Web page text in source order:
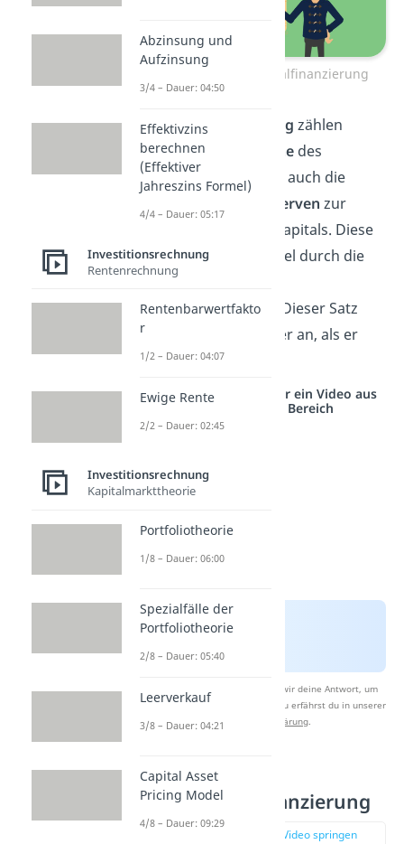
Arten der Eigenkapitalfinanzierung
ZurInnenfinanzierung zählen
einbehaltene Gewinne des
Geschäftsjahres oder auch die
stiller Reserven zur
Erhöhung des Eigenkapitals. Diese
entstehen zum Beispiel durch die
Unterbewertung
Vermögensanteilen
. Dieser Satz
hört sich komplizierter an, als er
eigentlich ist.
Studyflix vernetzt: Hier ein Video aus
einem anderen Bereich
Nach Beantwortung speichern wir deine Antwort, um
Studyflix zu verbessern. Mehr dazu erfährst du in unserer
Datenschutzerklärung.
Beispiel zur
Eigenkapitalfinanzierung
zur Stelle im Video springen
Abzinsung und
Aufzinsung
3/4 – Dauer: 04:50
Effektivzins
berechnen
(Effektiver
Jahreszins Formel)
4/4 – Dauer: 05:17
Investitionsrechnung
Rentenrechnung
Rentenbarwertfakto
r
1/2 – Dauer: 04:07
Ewige Rente
2/2 – Dauer: 02:45
Investitionsrechnung
Kapitalmarkttheorie
Portfoliotheorie
1/8 – Dauer: 06:00
Spezialfälle der
Portfoliotheorie
2/8 – Dauer: 05:40
Leerverkauf
3/8 – Dauer: 04:21
Capital Asset
Pricing Model
4/8 – Dauer: 09:29